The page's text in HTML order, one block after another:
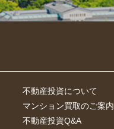
不動産投資について
マンション買取のご案内
不動産投資Q&A